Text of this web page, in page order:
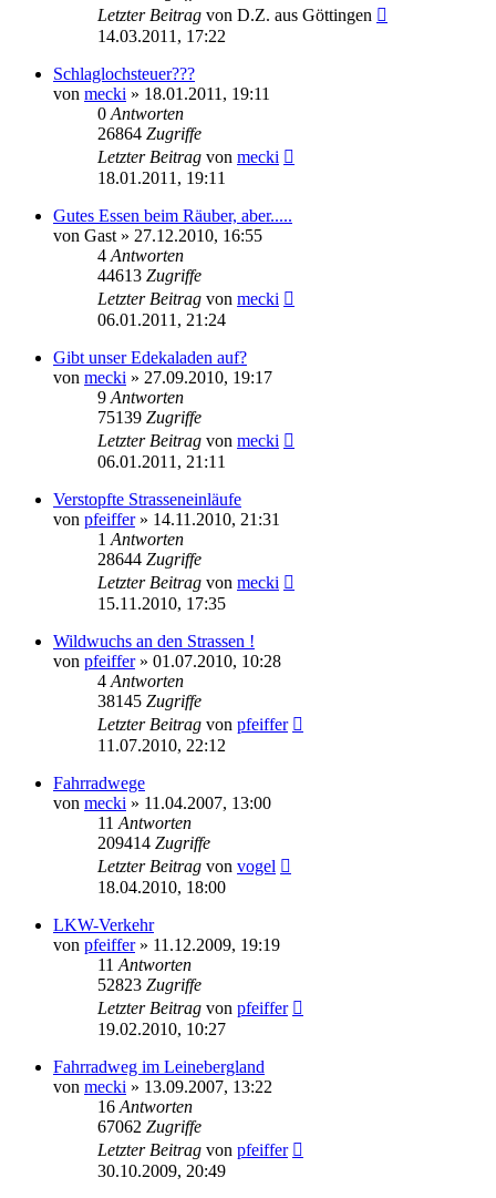
Letzter Beitrag von D.Z. aus Göttingen
14.03.2011, 17:22
Schlaglochsteuer???
von mecki » 18.01.2011, 19:11
0 Antworten
26864 Zugriffe
Letzter Beitrag von mecki
18.01.2011, 19:11
Gutes Essen beim Räuber, aber.....
von Gast » 27.12.2010, 16:55
4 Antworten
44613 Zugriffe
Letzter Beitrag von mecki
06.01.2011, 21:24
Gibt unser Edekaladen auf?
von mecki » 27.09.2010, 19:17
9 Antworten
75139 Zugriffe
Letzter Beitrag von mecki
06.01.2011, 21:11
Verstopfte Strasseneinläufe
von pfeiffer» 14.11.2010, 21:31
1 Antworten
28644 Zugriffe
Letzter Beitrag von mecki
15.11.2010, 17:35
Wildwuchs an den Strassen !
von pfeiffer» 01.07.2010, 10:28
4 Antworten
38145 Zugriffe
Letzter Beitrag von pfeiffer
11.07.2010, 22:12
Fahrradwege
von mecki » 11.04.2007, 13:00
11 Antworten
209414 Zugriffe
Letzter Beitrag von vogel
18.04.2010, 18:00
LKW-Verkehr
von pfeiffer» 11.12.2009, 19:19
11 Antworten
52823 Zugriffe
Letzter Beitrag von pfeiffer
19.02.2010, 10:27
Fahrradweg im Leinebergland
von mecki » 13.09.2007, 13:22
16 Antworten
67062 Zugriffe
Letzter Beitrag von pfeiffer
30.10.2009, 20:49